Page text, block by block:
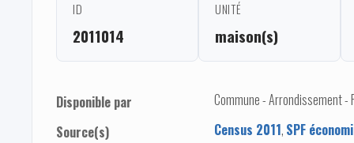
ID
2011014
UNITÉ
maison(s)
Disponible par
Commune - Arrondissement -
Source(s)
Census 2011, SPF